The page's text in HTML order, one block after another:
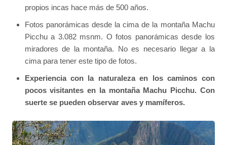
propios incas hace más de 500 años.
Fotos panorámicas desde la cima de la montaña Machu
Picchu a 3.082 msnm. O fotos panorámicas desde los
miradores de la montaña. No es necesario llegar a la
cima para tener este tipo de fotos.
Experiencia con la naturaleza en los caminos con
pocos visitantes en la montaña Machu Picchu. Con
suerte se pueden observar aves y mamíferos.